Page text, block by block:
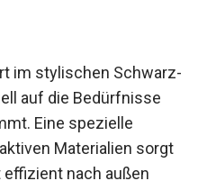
deine Erwartungen
im stylischen Schwarz-
auf die Bedürfnisse